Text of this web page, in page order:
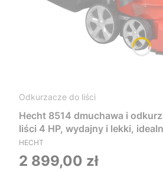
Odkurzacze do liści
Hecht 8514 dmuchawa i
liści 4 HP, wydajny i lekki,
ogrodu, liści i odpadów
obsłudze
HECHT
2 899,00 zł